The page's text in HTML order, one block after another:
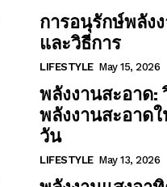
การอนุรักษ์พลัง
และวิธีการ
LIFESTYLE May 15, 2026
พลังงานสะอาด:
พลังงานสะอาด
วัน
LIFESTYLE May 13, 2026